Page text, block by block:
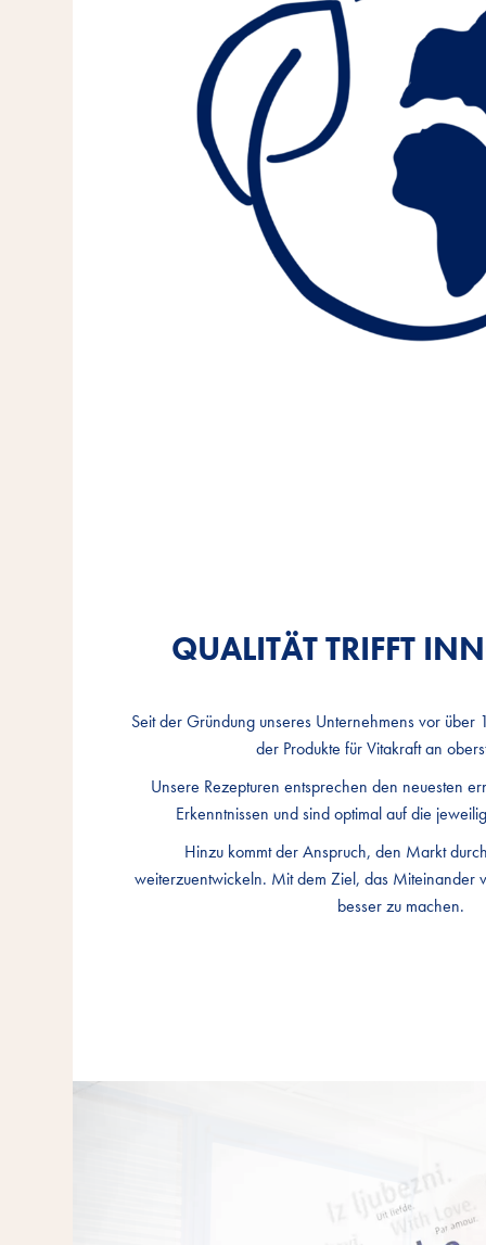
QUALITÄT TRIFFT
Seit der Gründung unseres Unternehmens vor über
der Produkte für Vitakraft an
Unsere Rezepturen entsprechen den neuesten
Erkenntnissen und sind optimal auf die
Hinzu kommt der Anspruch, den Markt
weiterzuentwickeln. Mit dem Ziel, das Miteinander
besser zu machen.
QUALITÄT TRIFFT
Seit der Gründung unseres Unternehmens vor über
der Produkte für Vitakraft an
Unsere Rezepturen entsprechen den neuesten
Erkenntnissen und sind optimal auf die
Hinzu kommt der Anspruch, den Markt
weiterzuentwickeln. Mit dem Ziel, das Miteinander
besser zu machen.
QUALITÄT TRIFFT
Seit der Gründung unseres Unternehmens vor über
der Produkte für Vitakraft an
Unsere Rezepturen entsprechen den neuesten
Erkenntnissen und sind optimal auf die
Hinzu kommt der Anspruch, den Markt
weiterzuentwickeln. Mit dem Ziel, das Miteinander
besser zu machen.